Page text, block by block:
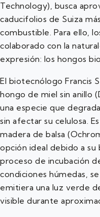
Technology), busca
caducifolios de Suiza
combustible. Para ello,
colaborado con la
expresión: los hongos
El biotecnólogo Francis
hongo de miel sin anillo
una especie que
sin afectar su celulosa.
madera de balsa
opción ideal debido a su
proceso de incubación
condiciones húmedas,
emitiera una luz verde
visible durante